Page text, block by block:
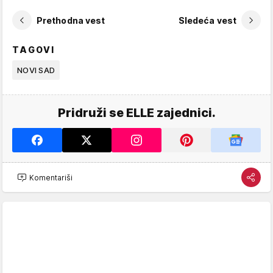
Prethodna vest Sledeća vest
TAGOVI
NOVI SAD
Pridruži se ELLE zajednici.
Komentariši